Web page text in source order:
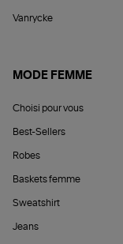
Vanrycke
MODE FEMME
Choisi pour vous
Best-Sellers
Robes
Baskets femme
Sweatshirt
Jeans